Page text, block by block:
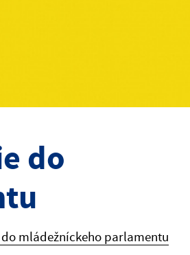
do
mládežníckeho parlamentu